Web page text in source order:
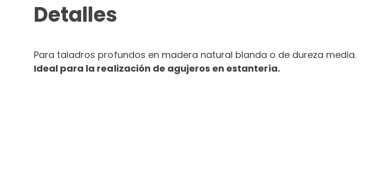
Detalles
Para taladros profundos en madera natural blanda o de dureza media.
Ideal para la realización de agujeros en estantería.